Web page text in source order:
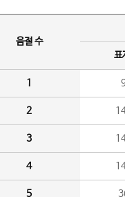
음절 수
표
1
2
3
4
5